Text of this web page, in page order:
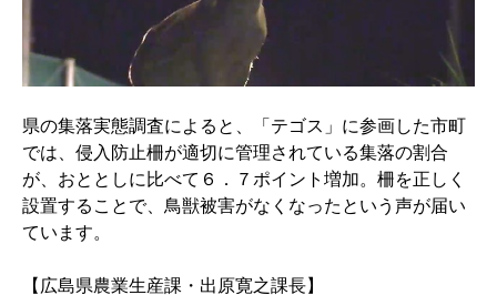
県の集落実態調査によると、「テゴス」に参画した市町
では、侵入防止柵が適切に管理されている集落の割合
が、おととしに比べて６．７ポイント増加。柵を正しく
設置することで、鳥獣被害がなくなったという声が届い
ています。
【広島県農業生産課・出原寛之課長】